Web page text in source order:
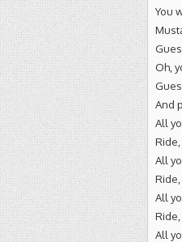
You
Oh,
And
All
All
All
All